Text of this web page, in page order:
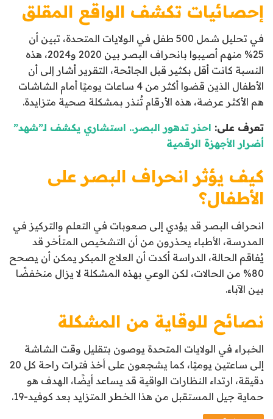
إحصائيات تكشف الواقع المقلق
في تحليل شمل 500 طفل في الولايات المتحدة، تبين أن
25% منهم أصيبوا بانحراف البصر بين 2020 و2024، هذه
النسبة كانت أقل بكثير قبل الجائحة، التقرير أشار إلى أن
الأطفال الذين قضوا أكثر من 4 ساعات يوميًا أمام الشاشات
هم الأكثر عرضة، هذه الأرقام تُنذر بمشكلة صحية متزايدة.
تعرف على: احذر تدهور البصر.. استشاري يكشف لـ”شهد”
أضرار الأجهزة الرقمية
كيف يؤثر انحراف البصر على
الأطفال؟
انحراف البصر قد يؤدي إلى صعوبات في التعلم والتركيز في
المدرسة، الأطباء يحذرون من أن التشخيص المتأخر قد
يُفاقم الحالة، الدراسة أكدت أن العلاج المبكر يمكن أن يصحح
80% من الحالات، لكن الوعي بهذه المشكلة لا يزال منخفضًا
بين الآباء.
نصائح للوقاية من المشكلة
الخبراء في الولايات المتحدة يوصون بتقليل وقت الشاشة
إلى ساعتين يوميًا، كما يشجعون على أخذ فترات راحة كل 20
دقيقة، ارتداء النظارات الواقية قد يساعد أيضًا، الهدف هو
حماية جيل المستقبل من هذا الخطر المتزايد بعد كوفيد-19.